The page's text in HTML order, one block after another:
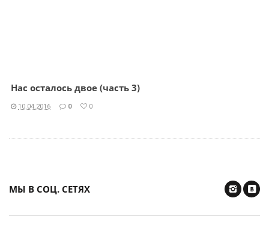
Нас осталось двое (часть 3)
10.04.2016 0 0
МЫ В СОЦ. СЕТЯХ